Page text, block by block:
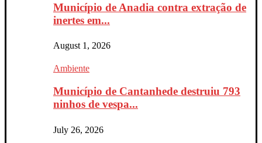
Município de Anadia contra extração de
inertes em...
August 1, 2026
Ambiente
Município de Cantanhede destruiu 793
ninhos de vespa...
July 26, 2026